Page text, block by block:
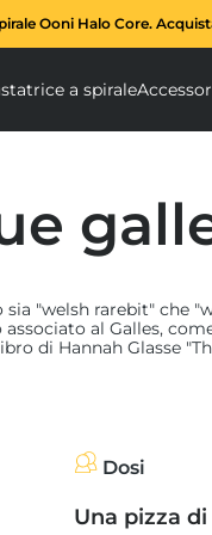
Ooni Halo Core.
per pizza
a spirale
"welsh rarebit" che
al Galles,
di Hannah Glasse
costo di
coloro che non
il 3 settembre).
(di solito
più cremoso
Dosi
Una pizza